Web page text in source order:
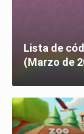
Lista de
(Marzo de